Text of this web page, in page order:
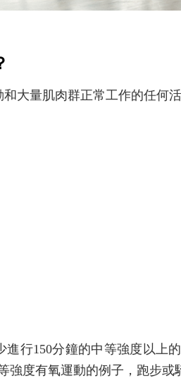
大量肌肉群正常工作的任何
進行150分鐘的中等強度以上
強度有氧運動的例子，跑步或